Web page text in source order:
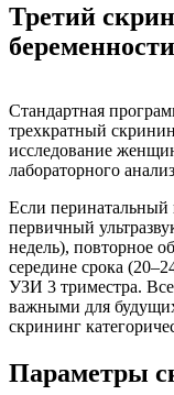
Третий
беременности
Стандартная
трехкратный
исследование
лабораторного
Если перинатальный
первичный
недель), повторное
середине срока
УЗИ 3 триместра.
важными для
скрининг
Параметры